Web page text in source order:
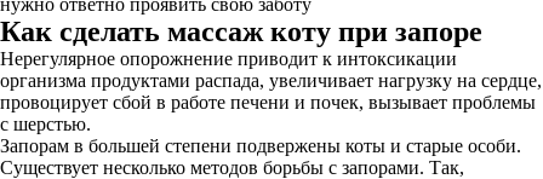
нужно ответно проявить свою заботу
Как сделать массаж коту при запоре
Нерегулярное опорожнение приводит к интоксикации
организма продуктами распада, увеличивает нагрузку на сердце,
провоцирует сбой в работе печени и почек, вызывает проблемы
с шерстью.
Запорам в большей степени подвержены коты и старые особи.
Существует несколько методов борьбы с запорами. Так,